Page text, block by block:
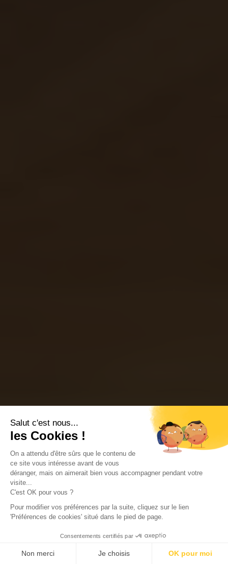
Salut c'est nous...
les Cookies !
On a attendu d'être sûrs que le contenu de
ce site vous intéresse avant de vous
déranger, mais on aimerait bien vous accompagner pendant votre
visite...
C'est OK pour vous ?
Pour modifier vos préférences par la suite, cliquez sur le lien
'Préférences de cookies' situé dans le pied de page.
Consentements certifiés par
Non merci Je choisis OK pour moi